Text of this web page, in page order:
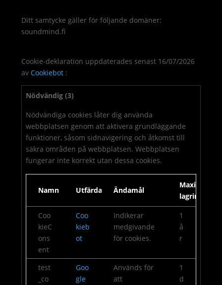
Ditt samtycke gäller för följande domäner:
soundmind.fi
Cookie-deklaration uppdaterades senast 16/07/2026
av Cookiebot:
Nödvändig (3)
Nödvändiga cookies låter dig använda
webbplatsen genom att aktivera grundläggande
funktioner, såsom sidnavigering och åtkomst till
säkra områden på webbplatsen. Webbplatsen
fungerar inte korrekt utan dessa cookies.
Namn Utfärdare Ändamål
Maximal
lagringstid
Coo
kieC
ons
ent
Coo
kieb
ot
Indikerar
medgivande
för cookies.
1
å
r
test
_co
Goo
gle
Används för
att
1
d